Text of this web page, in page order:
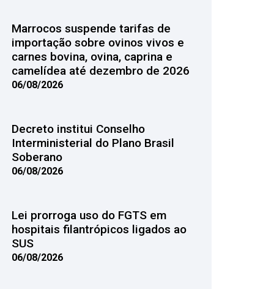
Marrocos suspende tarifas de
importação sobre ovinos vivos e
carnes bovina, ovina, caprina e
camelídea até dezembro de 2026
06/08/2026
Decreto institui Conselho
Interministerial do Plano Brasil
Soberano
06/08/2026
Lei prorroga uso do FGTS em
hospitais filantrópicos ligados ao
SUS
06/08/2026